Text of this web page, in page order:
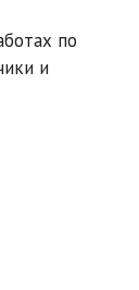
по
и